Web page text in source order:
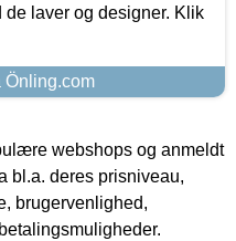
laver og designer. Klik
Önling.com
webshops og anmeldt
bl.a. deres prisniveau,
brugervenlighed,